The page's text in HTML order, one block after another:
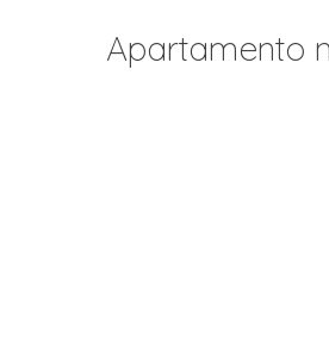
Apartamento